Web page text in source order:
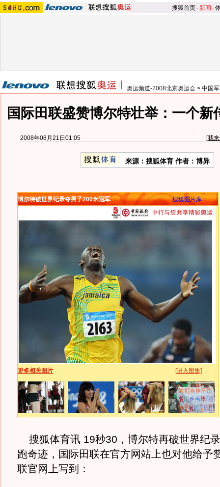
搜狐首页-新闻 -
奥运频道-2008北京奥运会 > 中国
国际田联盛赞博尔特壮举：一个新
2008年08月21日01:05 [我
来源：搜狐体育 作者：博异
博尔特破世界纪录夺男子200米冠军 搜狐图片库
更多相关图片 [进入图集]
搜狐体育讯 19秒30，博尔特再破世界纪
跑奇迹，国际田联在官方网站上也对他给予
联官网上写到：